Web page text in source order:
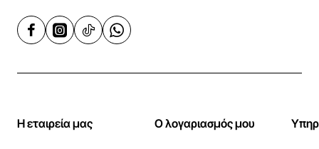
Η εταιρεία μας Ο λογαριασμός μου